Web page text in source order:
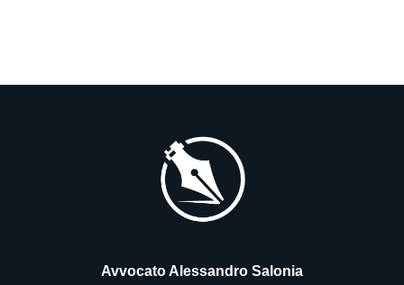
Avvocato Alessandro Salonia